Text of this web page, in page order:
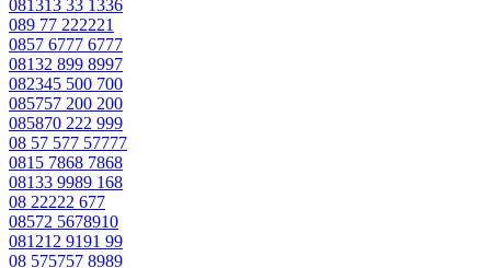
081313 33 1336
089 77 222221
0857 6777 6777
08132 899 8997
082345 500 700
085757 200 200
085870 222 999
08 57 577 57777
0815 7868 7868
08133 9989 168
08 22222 677
08572 5678910
081212 9191 99
08 575757 8989